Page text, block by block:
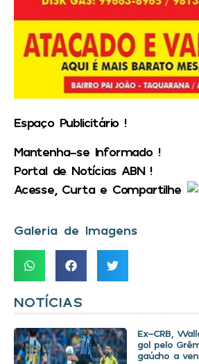
Espaço Publicitário !
Mantenha-se Informado !
Portal de Notícias ABN !
Acesse, Curta e Compartilhe
Galeria de Imagens
NOTÍCIAS
Ex-CRB,
gol pelo
gaúcho a